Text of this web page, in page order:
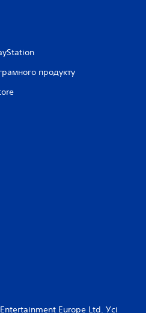
продукту
Europe Ltd. Усі